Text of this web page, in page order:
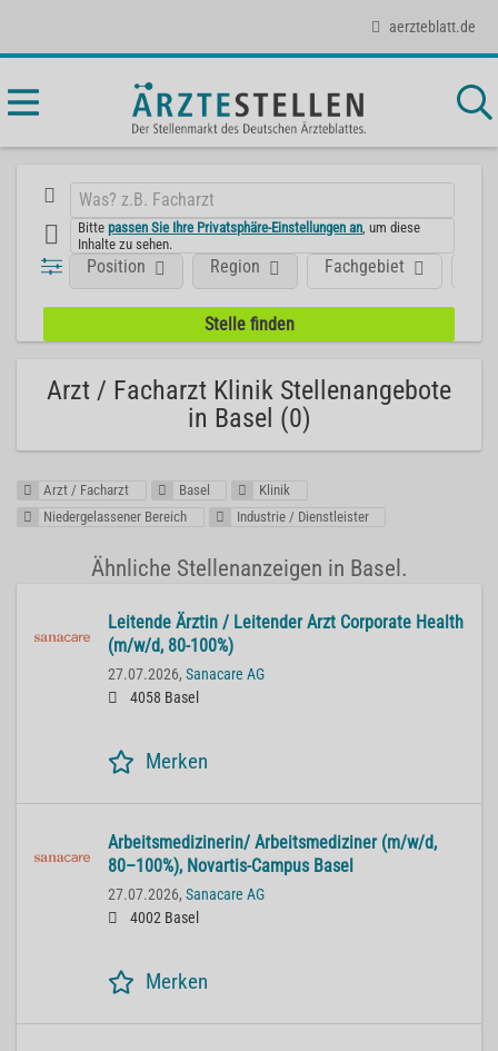
aerzteblatt.de
Bittepassen Sie Ihre Privatsphäre-Einstellungen an , um diese
Inhalte zu sehen.
Position Fachgebiet
Region
Arzt / Facharzt Klinik Stellenangebote
in Basel (0)
Arzt / Facharzt Basel
Klinik
Niedergelassener Bereich
Industrie / Dienstleister
Ähnliche Stellenanzeigen in Basel.
Lei­ten­de Ärz­tin / Lei­ten­der Arzt Cor­po­ra­te He­alth
(m/w/d, 80-100%)
27.07.2026, Sanacare AG
4058 Basel
Merken
Ar­beits­me­di­zi­ne­rin/ Ar­beits­me­di­zi­ner (m/w/d,
80–100%), No­var­tis-Cam­pus Basel
27.07.2026, Sanacare AG
4002 Basel
Merken